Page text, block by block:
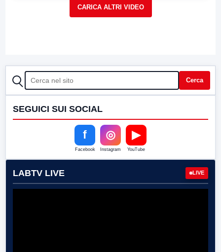
CERCA Cerca
SEGUICI SUI SOCIAL
f
Facebook
◎
Instagram
▶
YouTube
LABTV LIVE LIVE